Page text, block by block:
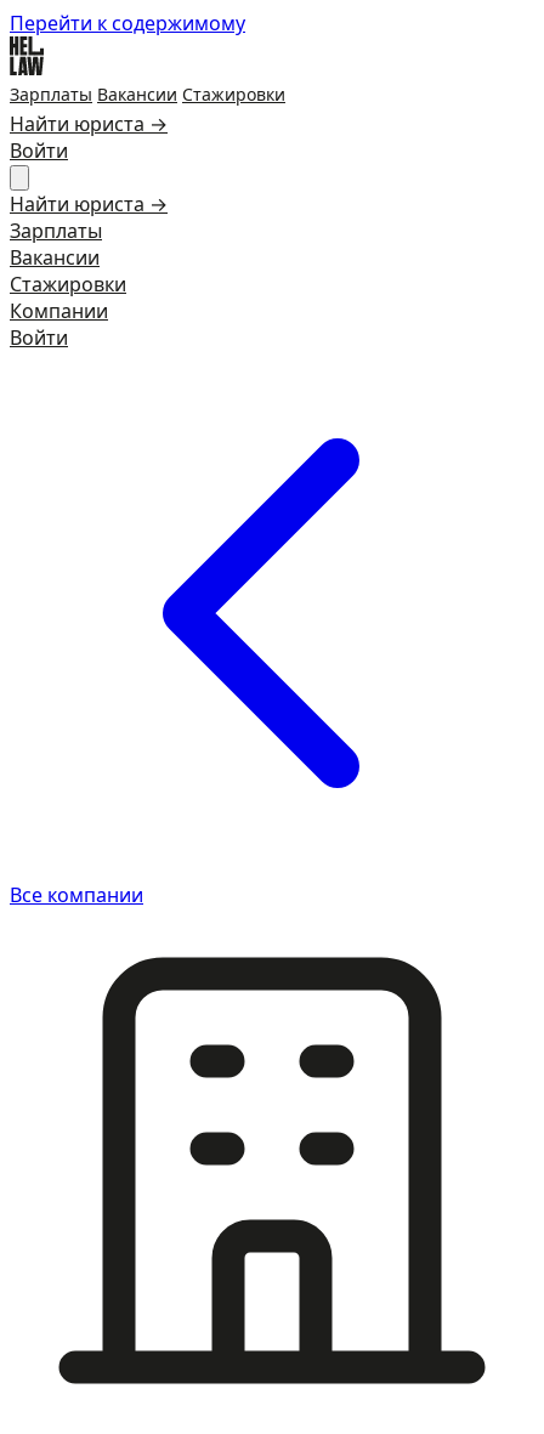
Перейти к содержимому
Зарплаты Вакансии Стажировки
Найти юриста →
Войти
Найти юриста →
Зарплаты
Вакансии
Стажировки
Компании
Войти
Все компании